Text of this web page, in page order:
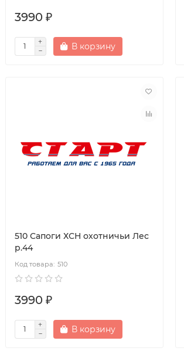
3990 ₽
В корзину
510 Сапоги ХСН охотничьи Лес
р.44
510
3990 ₽
В корзину